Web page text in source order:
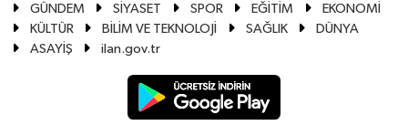
GÜNDEM SİYASET SPOR EĞİTİM
EKONOMİ
KÜLTÜR
BİLİM VE TEKNOLOJİ SAĞLIK
DÜNYA
ASAYİŞ
ilan.gov.tr